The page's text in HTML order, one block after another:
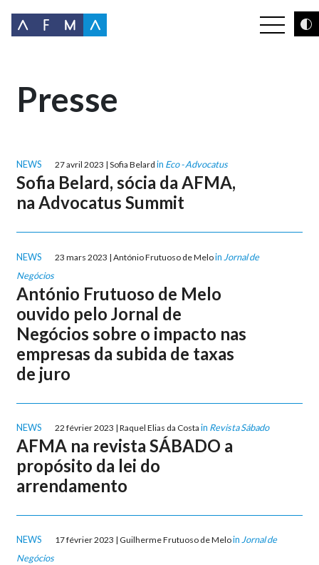
Presse
NEWS 27 avril 2023 | Sofia Belardin Eco - Advocatus
Sofia Belard, sócia da AFMA,
na Advocatus Summit
NEWS 23 mars 2023 | António Frutuoso de Meloin Jornal de
Negócios
António Frutuoso de Melo
ouvido pelo Jornal de
Negócios sobre o impacto nas
empresas da subida de taxas
de juro
NEWS 22 février 2023 | Raquel Elias da Costain Revista Sábado
AFMA na revista SÁBADO a
propósito da lei do
arrendamento
NEWS 17 février 2023 | Guilherme Frutuoso de MeloinJornal de
Negócios